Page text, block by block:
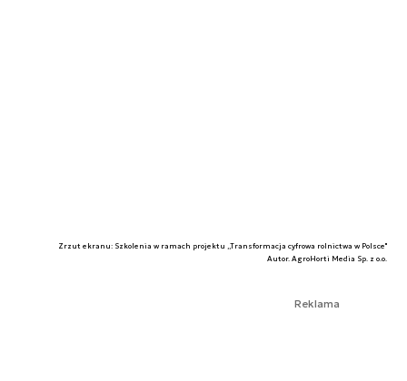
Zrzut ekranu: Szkolenia w ramach projektu ,,Transformacja cyfrowa rolnictwa w Polsce''
Autor. AgroHorti Media Sp. z o.o.
Reklama